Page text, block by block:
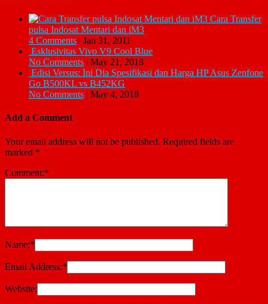
Cara Transfer
pulsa Indosat Mentari dan iM3
4 Comments | Jan 31, 2011
Esklusivitas Vivo V9 Cool Blue
No Comments | May 21, 2018
Edisi Versus: Ini Dia Spesifikasi dan Harga HP Asus Zenfone
Go B500KL vs B452KG
No Comments | May 4, 2018
Add a Comment
Your email address will not be published. Required fields are
marked *
Comment:*
Name:*
Email Address:*
Website: